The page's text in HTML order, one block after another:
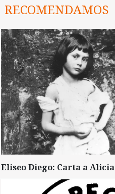
RECOMENDAMOS
Eliseo Diego: Carta a Alicia